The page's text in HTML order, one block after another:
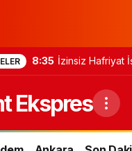
8:35 İzinsiz Hafriyat
Ekspres